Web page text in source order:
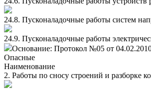
24.8. Пусконаладочные работы систем
24.9. Пусконаладочные работы
Основание: Протокол №05 от
Опасные
Наименование
2. Работы по сносу строений и разборке